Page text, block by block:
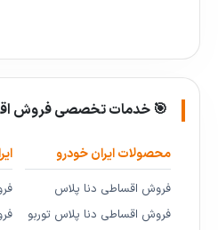
🎯 خدمات تخصصی فروش
محصولات ایران خودرو
فروش اقساطی دنا پلاس
فروش اقساطی دنا پلاس توربو